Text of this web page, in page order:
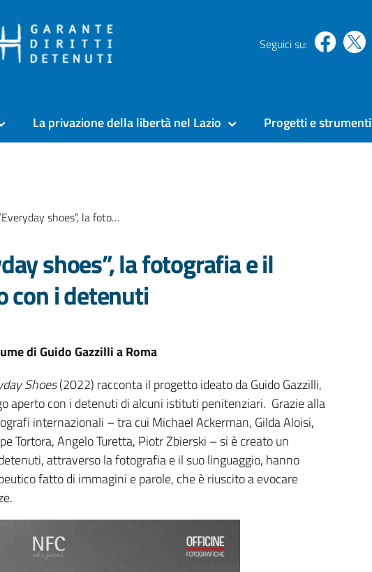
Seguici su:
La privazione della libertà nel Lazio Progetti e strumenti
shoes”, la fotografia e il dialogo con i detenuti
shoes”, la fotografia e il
con i detenuti
di Guido Gazzilli a Roma
Shoes(2022) racconta il progetto ideato da Guido Gazzilli,
aperto con i detenuti di alcuni istituti penitenziari. Grazie alla
internazionali – tra cui Michael Ackerman, Gilda Aloisi,
Tortora, Angelo Turetta, Piotr Zbierski – si è creato un
attraverso la fotografia e il suo linguaggio, hanno
fatto di immagini e parole, che è riuscito a evocare